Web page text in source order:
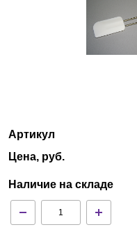
Производители
Технический сервис
Артикул
Цена, руб.
Наличие на складе